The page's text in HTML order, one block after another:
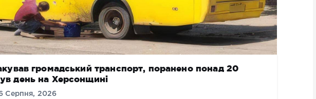
громадський транспорт, поранено понад 20
день на Херсонщині
Серпня, 2026